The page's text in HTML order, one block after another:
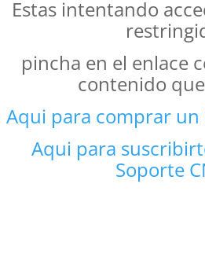
Estas intentando
pincha en el enlace
contenido
Aqui para comprar un
Aqui para
Soporte